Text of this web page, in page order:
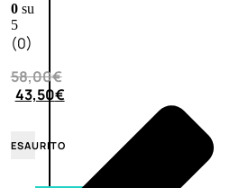
0su
5
(0)
58,00€
43,50€
ESAURITO